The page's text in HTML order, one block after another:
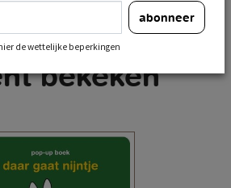
bekeken
abonneer
de wettelijke beperkingen